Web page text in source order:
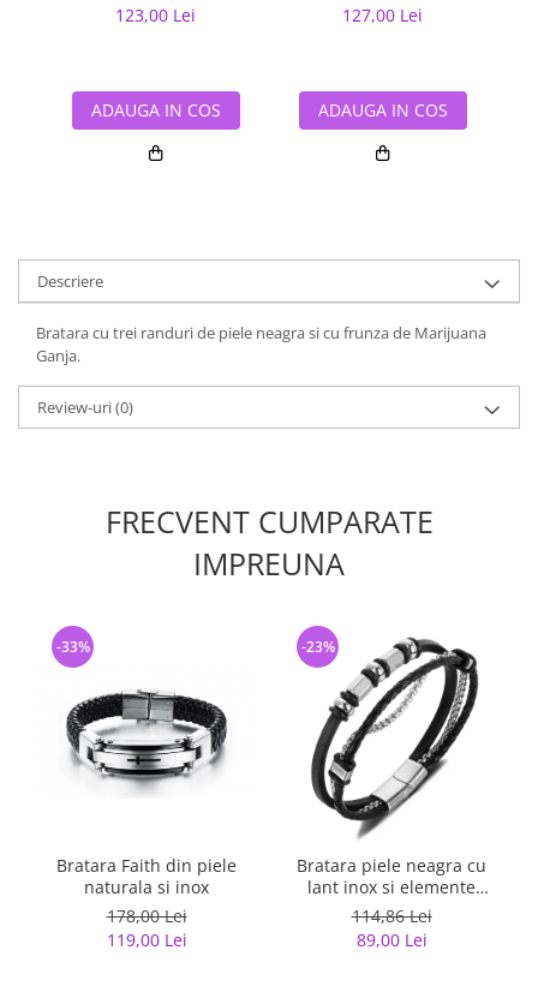
negru
123,00 Lei
ADAUGA IN COS
127,00 Lei
ADAUGA IN COS
Descriere
Bratara cu trei randuri de piele neagra si cu frunza de Marijuana
Ganja.
Review-uri(0)
FRECVENT CUMPARATE
IMPREUNA
Bratara Faith din piele
naturala si inox
178,00 Lei
119,00 Lei
-33%
Bratara piele neagra cu
lant inox si elemente
metalice – Stil modern
masculin
114,86 Lei
89,00 Lei
-23%